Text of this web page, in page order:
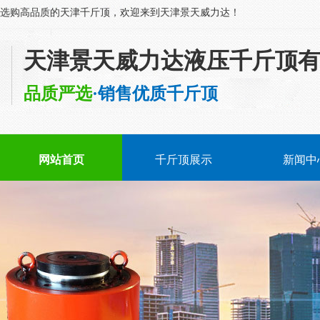
选购高品质的天津千斤顶，欢迎来到天津景天威力达！
天津景天威力达液压千斤顶
品质严选·销售优质千斤顶
网站首页 千斤顶展示 新闻中